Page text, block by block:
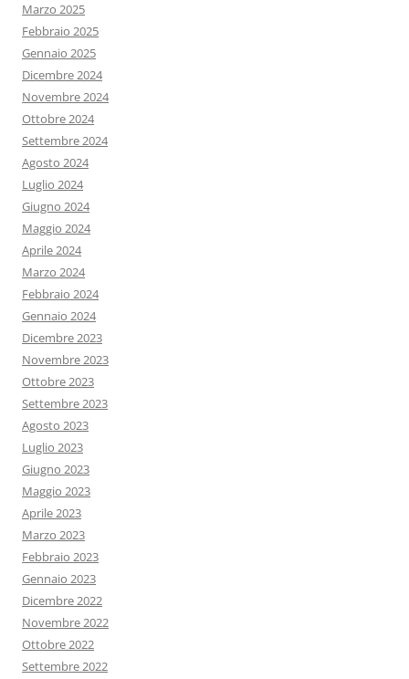
Marzo 2025
Febbraio 2025
Gennaio 2025
Dicembre 2024
Novembre 2024
Ottobre 2024
Settembre 2024
Agosto 2024
Luglio 2024
Giugno 2024
Maggio 2024
Aprile 2024
Marzo 2024
Febbraio 2024
Gennaio 2024
Dicembre 2023
Novembre 2023
Ottobre 2023
Settembre 2023
Agosto 2023
Luglio 2023
Giugno 2023
Maggio 2023
Aprile 2023
Marzo 2023
Febbraio 2023
Gennaio 2023
Dicembre 2022
Novembre 2022
Ottobre 2022
Settembre 2022